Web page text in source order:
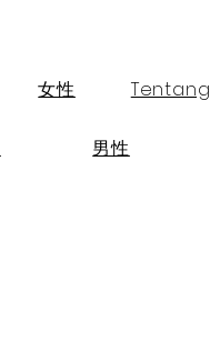
女性 Tentang
男性